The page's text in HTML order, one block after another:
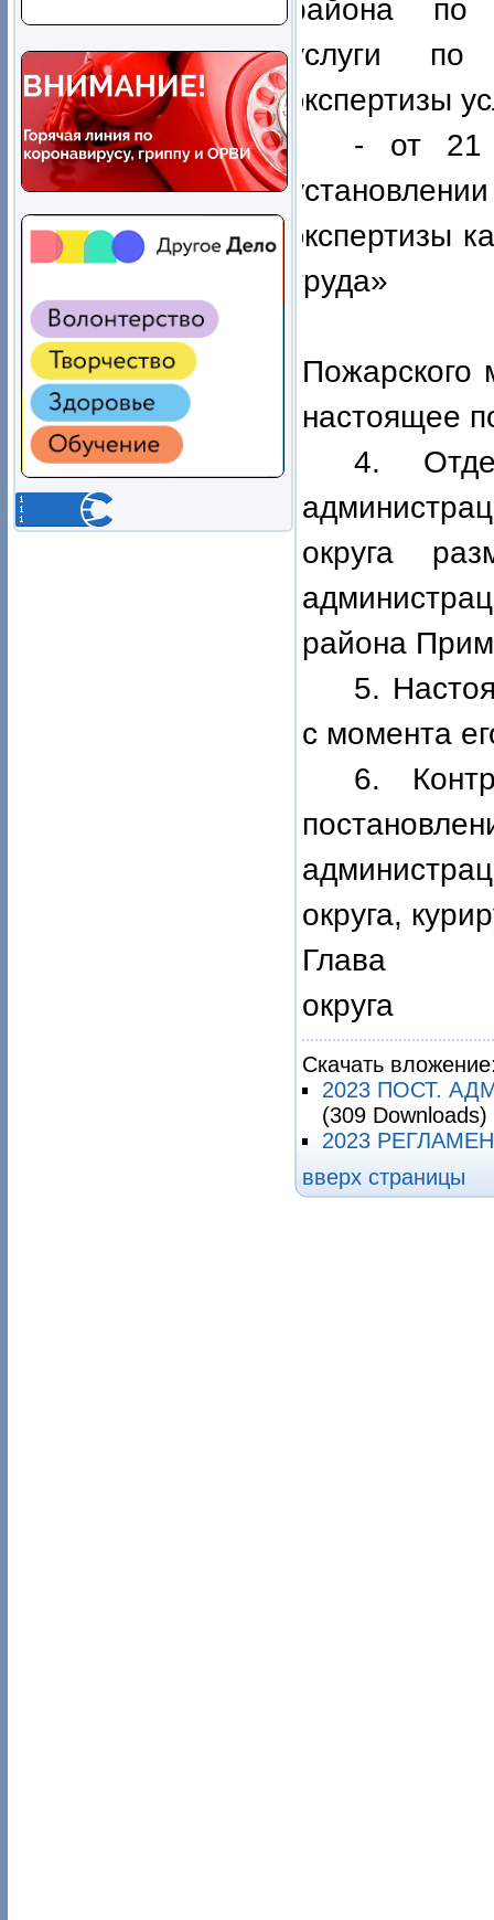
района по
услуги по
экспертизы
- от 21
экспертизы
труда»
Пожарского
настоящее
4.
округа
района
5.
с момента
6.
округа,
Глава
Скачать
2023 ПОСТ.
(309 Downloads)
2023
вверх страницы